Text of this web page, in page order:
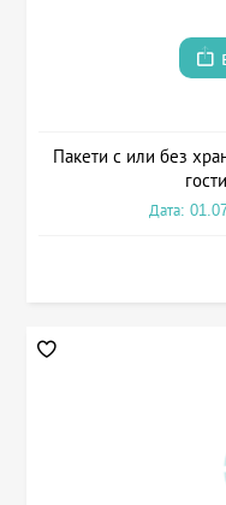
Пакети с или без
Дата: